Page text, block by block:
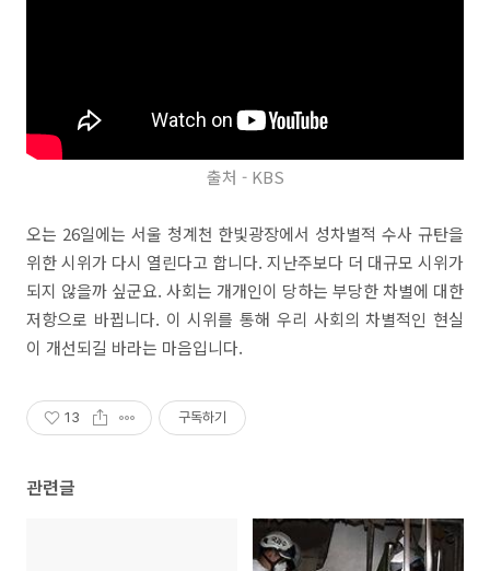
출처 - KBS
오는 26일에는 서울 청계천 한빛광장에서 성차별적 수사 규탄을
위한 시위가 다시 열린다고 합니다. 지난주보다 더 대규모 시위가
되지 않을까 싶군요. 사회는 개개인이 당하는 부당한 차별에 대한
저항으로 바뀝니다. 이 시위를 통해 우리 사회의 차별적인 현실
이 개선되길 바라는 마음입니다.
13 구독하기
관련글